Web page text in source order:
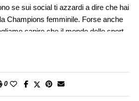
se sui social ti azzardi a dire che hai
Champions femminile. Forse anche
capire che il mondo dello sport
individuali come atletica leggera,
acquisito, sono proprio gli sport di
0